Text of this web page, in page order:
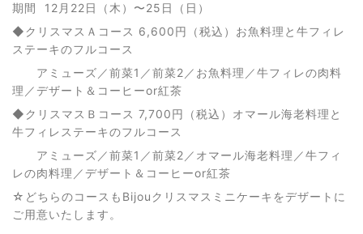
期間 12月22日（木）〜25日（日）
◆クリスマスＡコース 6,600円（税込）お魚料理と牛フィレ
ステーキのフルコース
アミューズ／前菜1／前菜2／お魚料理／牛フィレの肉料
理／デザート＆コーヒーor紅茶
◆クリスマスＢコース 7,700円（税込）オマール海老料理と
牛フィレステーキのフルコース
アミューズ／前菜1／前菜2／オマール海老料理／牛フィ
レの肉料理／デザート＆コーヒーor紅茶
☆どちらのコースもBijouクリスマスミニケーキをデザートに
ご用意いたします。